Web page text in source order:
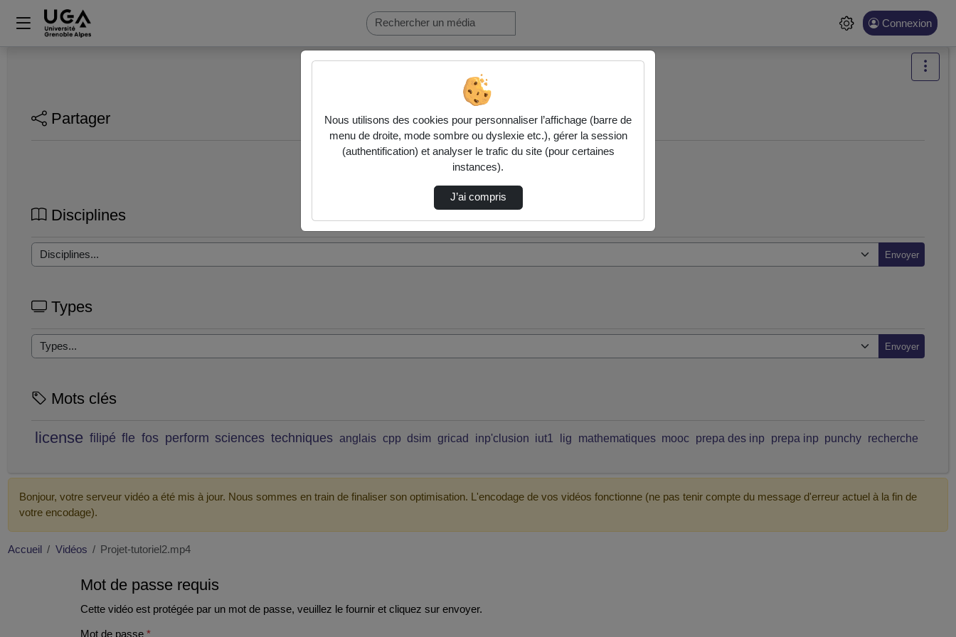
Connexion
Partager
Disciplines
Types
Mots clés
license filipé fle fos perform sciences techniques anglais cpp dsim gricad inp'clusion iut1 lig mathematiques mooc prepa des inp prepa inp punchy recherche
Bonjour, votre serveur vidéo a été mis à jour. Nous sommes en train de finaliser son optimisation. L'encodage de vos vidéos fonctionne (ne pas tenir compte du message d'erreur actuel à la fin de
votre encodage).
Accueil Vidéos Projet-tutoriel2.mp4
Mot de passe requis
Cette vidéo est protégée par un mot de passe, veuillez le fournir et cliquez sur envoyer.
Mot de passe *
Nous utilisons des cookies pour personnaliser l’affichage (barre de
menu de droite, mode sombre ou dyslexie etc.), gérer la session
(authentification) et analyser le trafic du site (pour certaines
instances).
J’ai compris